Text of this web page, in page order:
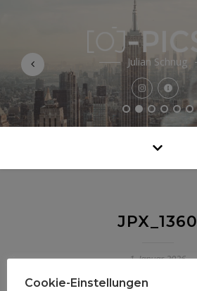
Julian Schnug
JPX_1360
1. Januar 2026
Cookie-Einstellungen